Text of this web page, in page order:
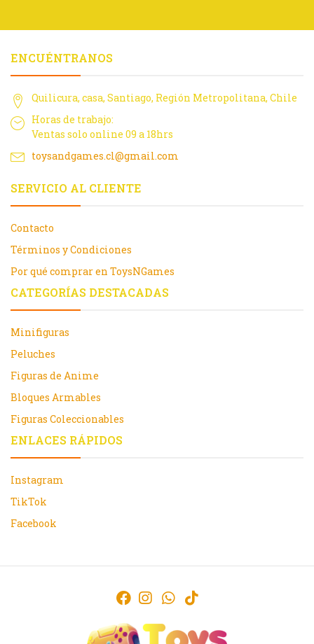
ENCUÉNTRANOS
Quilicura, casa, Santiago, Región Metropolitana, Chile
Horas de trabajo:
Ventas solo online 09 a 18hrs
toysandgames.cl@gmail.com
SERVICIO AL CLIENTE
Contacto
Términos y Condiciones
Por qué comprar en ToysNGames
CATEGORÍAS DESTACADAS
Minifiguras
Peluches
Figuras de Anime
Bloques Armables
Figuras Coleccionables
ENLACES RÁPIDOS
Instagram
TikTok
Facebook